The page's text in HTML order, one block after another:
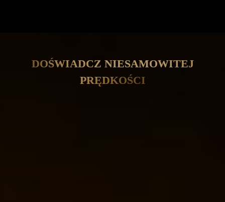
DOŚWIADCZ NIESAMOWITEJ
PRĘDKOŚCI